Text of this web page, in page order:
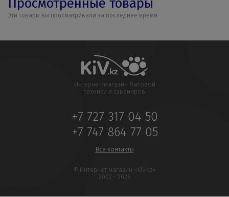
Просмотренные товары
Эти товары вы просматривали за последнее время
Интернет-магазин бытовой
техники и сувениров
+7 727 317 04 50
+7 747 864 77 05
Все контакты
© Интернет магазин «KIV.kz»
2002 - 2026